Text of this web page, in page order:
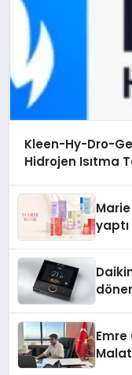
Kleen-Hy-Dro-
Hidrojen Isıtma
yaptı
Emre